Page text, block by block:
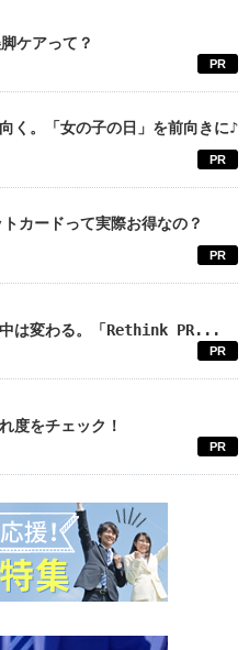
ケアって？
PR
く。「女の子の日」を前向きに♪
PR
カードって実際お得なの？
PR
中は変わる。「Rethink PR...
PR
度をチェック！
PR